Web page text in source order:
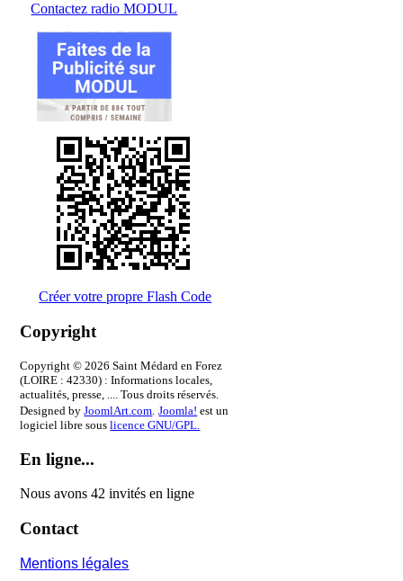
Contactez radio MODUL
Créer votre propre Flash Code
Copyright
Copyright © 2026 Saint Médard en Forez
(LOIRE : 42330) : Informations locales,
actualités, presse, .... Tous droits réservés.
Designed byJoomlArt.com Joomla! est un
logiciel libre souslicence GNU/GPL.
En ligne...
Nous avons 42 invités en ligne
Contact
Mentions légales